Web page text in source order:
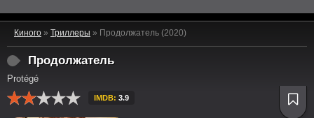
Киного » Триллеры » Продолжатель (2020)
Продолжатель
Protégé
IMDB: 3.9